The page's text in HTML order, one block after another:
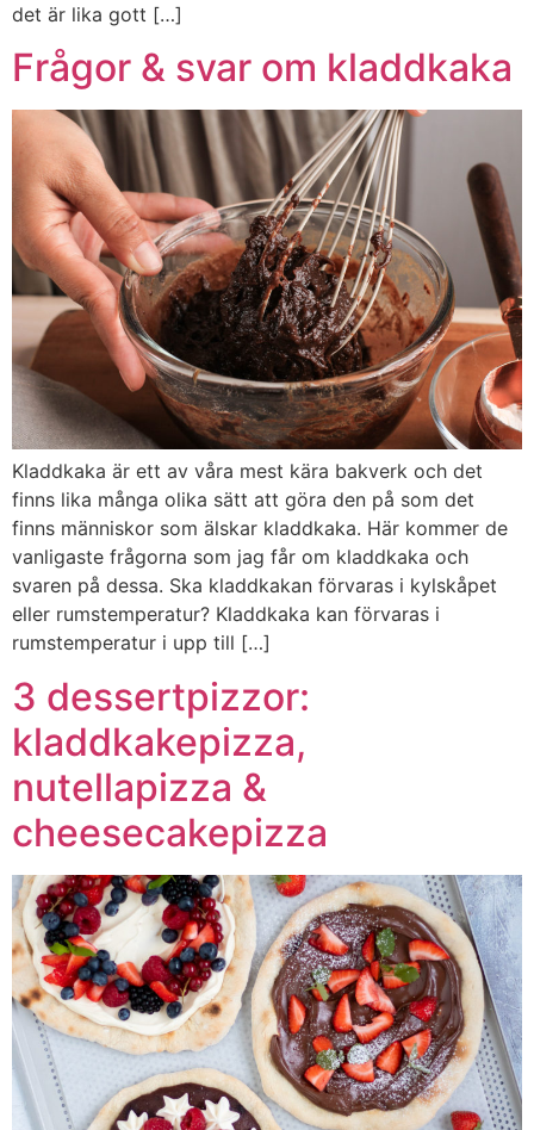
det är lika gott […]
Frågor & svar om kladdkaka
Kladdkaka är ett av våra mest kära bakverk och det
finns lika många olika sätt att göra den på som det
finns människor som älskar kladdkaka. Här kommer de
vanligaste frågorna som jag får om kladdkaka och
svaren på dessa. Ska kladdkakan förvaras i kylskåpet
eller rumstemperatur? Kladdkaka kan förvaras i
rumstemperatur i upp till […]
3 dessertpizzor:
kladdkakepizza,
nutellapizza &
cheesecakepizza